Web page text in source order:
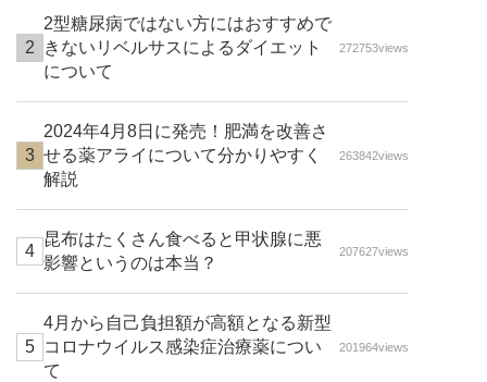
2型糖尿病ではない方にはおすすめで
きないリベルサスによるダイエット
について
272753views
2024年4月8日に発売！肥満を改善さ
せる薬アライについて分かりやすく
解説
263842views
昆布はたくさん食べると甲状腺に悪
影響というのは本当？
207627views
4月から自己負担額が高額となる新型
コロナウイルス感染症治療薬につい
て
201964views